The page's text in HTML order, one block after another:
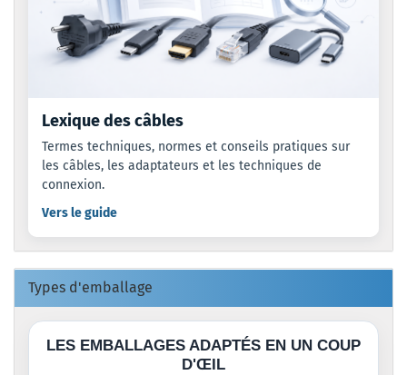
Lexique des câbles
Termes techniques, normes et conseils pratiques sur
les câbles, les adaptateurs et les techniques de
connexion.
Vers le guide
Types d'emballage
LES EMBALLAGES ADAPTÉS EN UN COUP
D'ŒIL